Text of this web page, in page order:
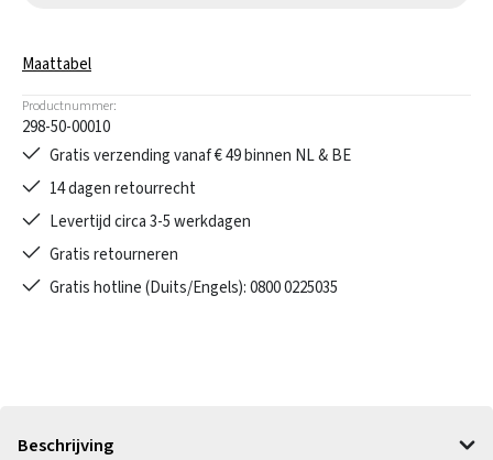
Maattabel
Productnummer:
298-50-00010
Gratis verzending vanaf € 49 binnen NL & BE
14 dagen retourrecht
Levertijd circa 3-5 werkdagen
Gratis retourneren
Gratis hotline (Duits/Engels): 0800 0225035
Beschrijving